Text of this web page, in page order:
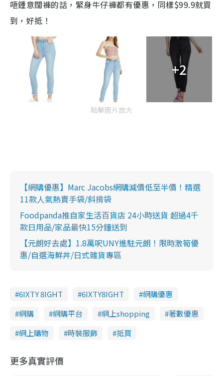
唔鍾意闊褲的話，緊身牛仔褲都有優惠，同樣$99.9就買
到，好抵！
+2
點擊圖片放大
【網購優惠】Marc Jacobs網購減價低至半價！精選
11款人氣熱賣手袋/斜揹袋
Foodpanda推自家生活百貨店 24小時送貨 超過4千
款日用品/家品最快15分鐘送到
【元朗好去處】1.8萬呎UNY進駐元朗！限時激筍優
惠/自選海鮮丼/日式雜貨專區
6IXTY 8IGHT 6IXTY8IGHT
網購優惠
網購
網購平台 網上shopping
著數優惠
網上購物
時裝服飾 抵買
更多真實評價